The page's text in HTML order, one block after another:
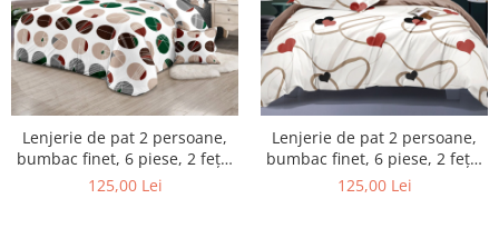
Lenjerie de pat 2 persoane,
bumbac finet, 6 piese, 2 fețe,
SP543
125,00 Lei
Lenjerie de pat 2 persoane,
bumbac finet, 6 piese, 2 fețe,
SP1073
125,00 Lei